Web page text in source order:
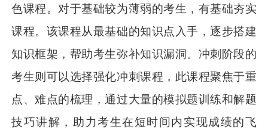
色课程。对于基础较为薄弱的考生，有基础夯实
课程。该课程从最基础的知识点入手，逐步搭建
知识框架，帮助考生弥补知识漏洞。冲刺阶段的
考生则可以选择强化冲刺课程，此课程聚焦于重
点、难点的梳理，通过大量的模拟题训练和解题
技巧讲解，助力考生在短时间内实现成绩的飞